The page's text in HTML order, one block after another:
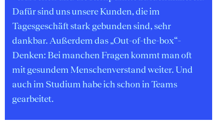
Dafür sind uns unsere Kunden, die im
Tagesgeschäft stark gebunden sind, sehr
dankbar. Außerdem das „Out-of-the-box“-
Denken: Bei manchen Fragen kommt man oft
mit gesundem Menschenverstand weiter. Und
auch im Studium habe ich schon in Teams
gearbeitet.